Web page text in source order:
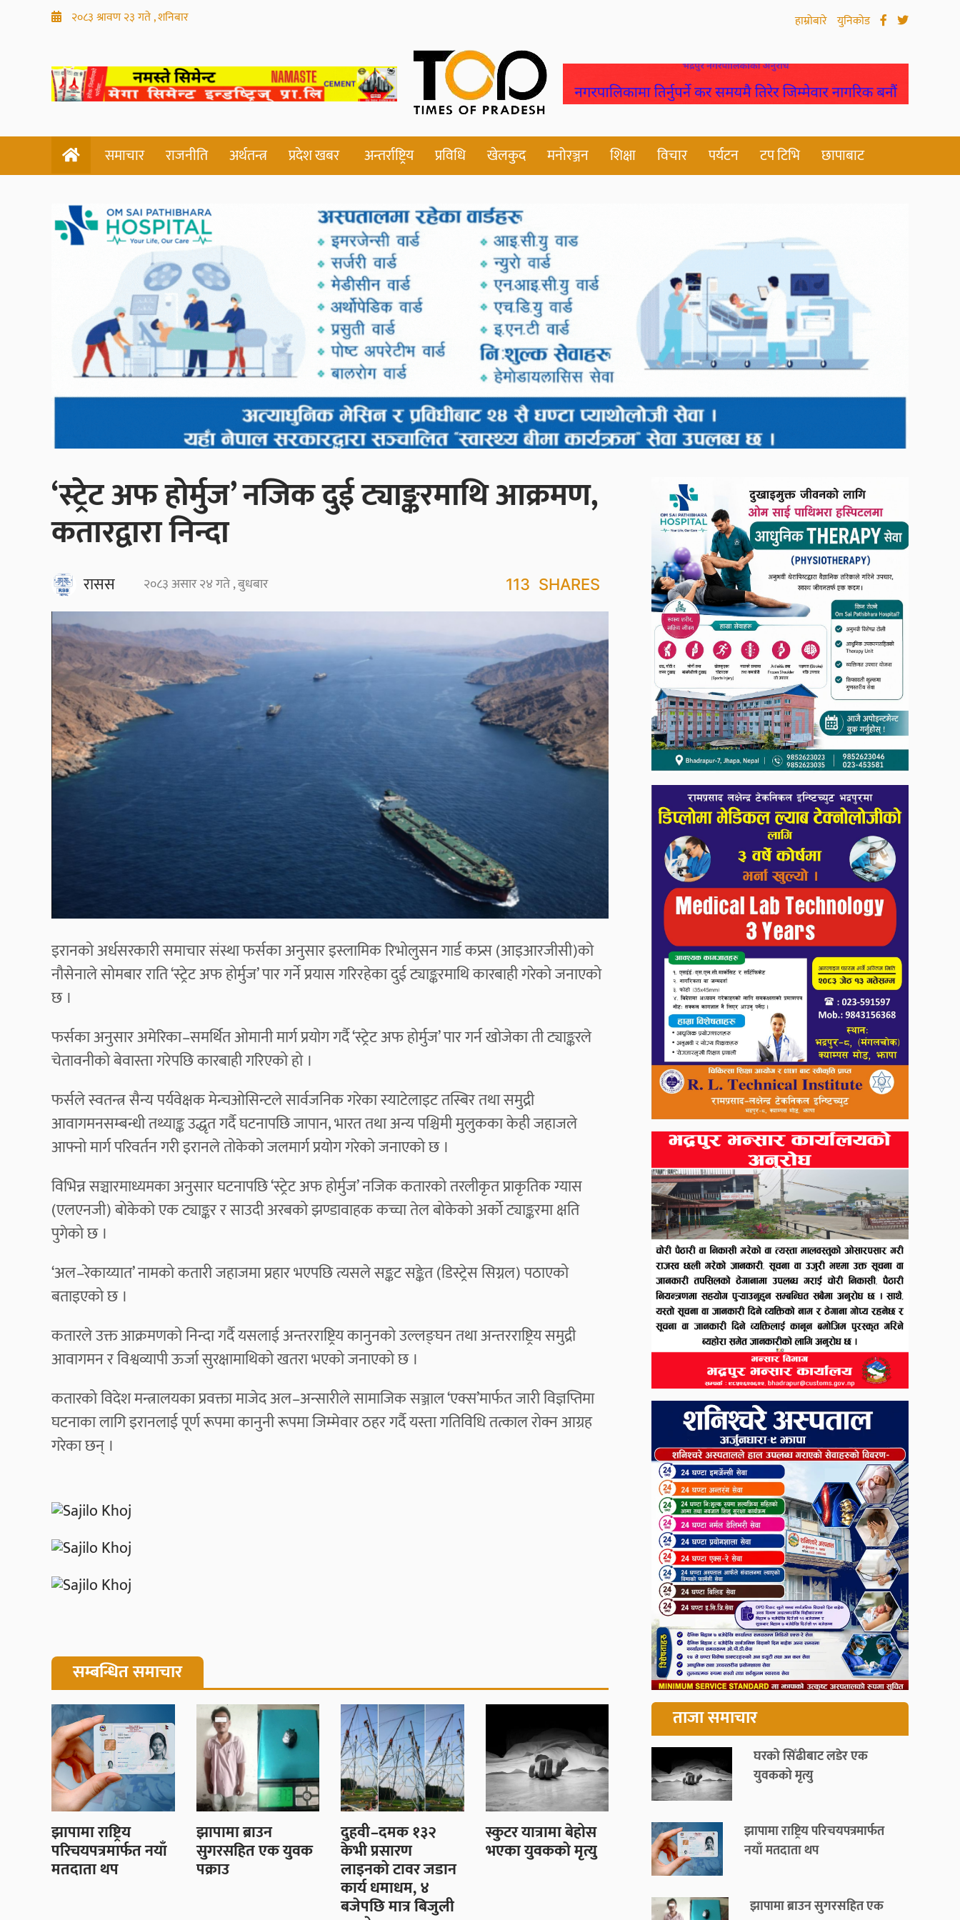
२०८३ श्रावण २३ गते , शनिबार हाम्रोबारे युनिकोड
समाचार राजनीति अर्थतन्त्र प्रदेश खबर अन्तर्राष्ट्रिय प्रविधि खेलकुद मनोरञ्जन शिक्षा विचार पर्यटन टप टिभि छापाबाट
‘स्ट्रेट अफ होर्मुज’ नजिक दुई ट्याङ्करमाथि आक्रमण,
कतारद्वारा निन्दा
रासस २०८३ असार २४ गते , बुधबार 113 SHARES
इरानको अर्धसरकारी समाचार संस्था फर्सका अनुसार इस्लामिक रिभोलुसन गार्ड कप्र्स (आइआरजीसी)को
नौसेनाले सोमबार राति ‘स्ट्रेट अफ होर्मुज’ पार गर्ने प्रयास गरिरहेका दुई ट्याङ्करमाथि कारबाही गरेको जनाएको
छ ।
फर्सका अनुसार अमेरिका–समर्थित ओमानी मार्ग प्रयोग गर्दै ‘स्ट्रेट अफ होर्मुज’ पार गर्न खोजेका ती ट्याङ्करले
चेतावनीको बेवास्ता गरेपछि कारबाही गरिएको हो ।
फर्सले स्वतन्त्र सैन्य पर्यवेक्षक मेन्चओसिन्टले सार्वजनिक गरेका स्याटेलाइट तस्बिर तथा समुद्री
आवागमनसम्बन्धी तथ्याङ्क उद्धृत गर्दै घटनापछि जापान, भारत तथा अन्य पश्चिमी मुलुकका केही जहाजले
आफ्नो मार्ग परिवर्तन गरी इरानले तोकेको जलमार्ग प्रयोग गरेको जनाएको छ ।
विभिन्न सञ्चारमाध्यमका अनुसार घटनापछि ‘स्ट्रेट अफ होर्मुज’ नजिक कतारको तरलीकृत प्राकृतिक ग्यास
(एलएनजी) बोकेको एक ट्याङ्कर र साउदी अरबको झण्डावाहक कच्चा तेल बोकेको अर्को ट्याङ्करमा क्षति
पुगेको छ ।
‘अल–रेकाय्यात’ नामको कतारी जहाजमा प्रहार भएपछि त्यसले सङ्कट सङ्केत (डिस्ट्रेस सिग्नल) पठाएको
बताइएको छ ।
कतारले उक्त आक्रमणको निन्दा गर्दै यसलाई अन्तरराष्ट्रिय कानुनको उल्लङ्घन तथा अन्तरराष्ट्रिय समुद्री
आवागमन र विश्वव्यापी ऊर्जा सुरक्षामाथिको खतरा भएको जनाएको छ ।
कतारको विदेश मन्त्रालयका प्रवक्ता माजेद अल–अन्सारीले सामाजिक सञ्जाल ‘एक्स’मार्फत जारी विज्ञप्तिमा
घटनाका लागि इरानलाई पूर्ण रूपमा कानुनी रूपमा जिम्मेवार ठहर गर्दै यस्ता गतिविधि तत्काल रोक्न आग्रह
गरेका छन् ।
सम्बन्धित समाचार
झापामा राष्ट्रिय
परिचयपत्रमार्फत नयाँ
मतदाता थप
झापामा ब्राउन
सुगरसहित एक युवक
पक्राउ
दुहवी–दमक १३२
केभी प्रसारण
लाइनको टावर जडान
कार्य धमाधम, ४
बजेपछि मात्र बिजुली
स्कुटर यात्रामा बेहोस
भएका युवकको मृत्यु
ताजा समाचार
घरको सिँढीबाट लडेर एक
युवकको मृत्यु
झापामा राष्ट्रिय परिचयपत्रमार्फत
नयाँ मतदाता थप
झापामा ब्राउन सुगरसहित एक